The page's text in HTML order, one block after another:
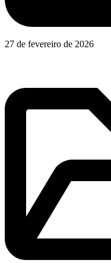
27 de fevereiro de 2026